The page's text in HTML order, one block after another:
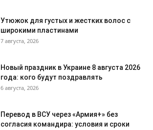
Утюжок для густых и жестких волос с
широкими пластинами
7 августа, 2026
Новый праздник в Украине 8 августа 2026
года: кого будут поздравлять
6 августа, 2026
Перевод в ВСУ через «Армия+» без
согласия командира: условия и сроки